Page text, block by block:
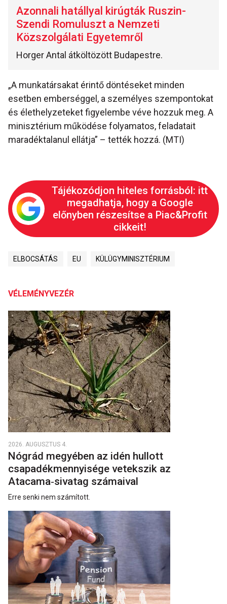
Azonnali hatállyal kirúgták Ruszin-
Szendi Romuluszt a Nemzeti
Közszolgálati Egyetemről
Horger Antal átköltözött Budapestre.
„A munkatársakat érintő döntéseket minden
esetben emberséggel, a személyes szempontokat
és élethelyzeteket figyelembe véve hozzuk meg. A
minisztérium működése folyamatos, feladatait
maradéktalanul ellátja” – tették hozzá. (MTI)
Tájékozódjon hiteles forrásból: itt
megadhatja, hogy a Google
előnyben részesítse a Piac&Profit
cikkeit!
ELBOCSÁTÁS EU KÜLÜGYMINISZTÉRIUM
VÉLEMÉNYVEZÉR
2026. AUGUSZTUS 4.
Nógrád megyében az idén hullott
csapadékmennyisége vetekszik az
Atacama‑sivatag számaival
Erre senki nem számított.